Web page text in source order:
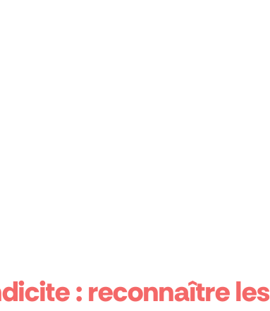
: reconnaître les